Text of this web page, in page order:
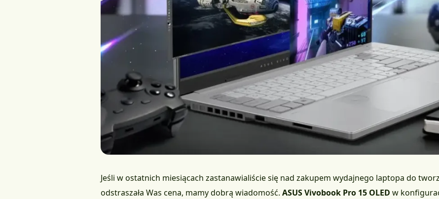
Jeśli w ostatnich miesiącach zastanawialiście się nad zakupem wydajnego laptopa do
odstraszała Was cena, mamy dobrą wiadomość. ASUS Vivobook Pro 15 OLED w